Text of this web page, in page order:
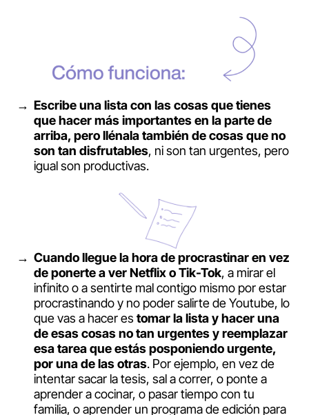
Escribe una lista con las cosas que tienes
que hacer más importantes en la parte de
arriba, pero llénala también de cosas que no
son tan disfrutables, ni son tan urgentes, pero
igual son productivas.
Cuando llegue la hora de procrastinar en vez
de ponerte a ver Netflix o Tik-Tok, a mirar el
infinito o a sentirte mal contigo mismo por estar
procrastinando y no poder salirte de Youtube, lo
que vas a hacer es tomar la lista y hacer una
de esas cosas no tan urgentes y reemplazar
esa tarea que estás posponiendo urgente,
por una de las otras. Por ejemplo, en vez de
intentar sacar la tesis, sal a correr, o ponte a
aprender a cocinar, o pasar tiempo con tu
familia, o aprender un programa de edición para